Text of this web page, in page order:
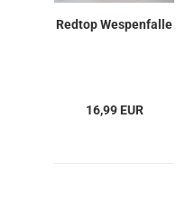
Redtop Wespenfalle
16,99 EUR